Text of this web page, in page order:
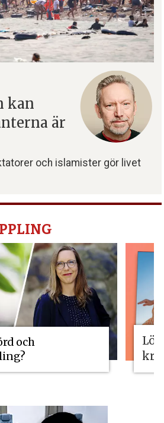
kan
är
och islamister gör livet
och